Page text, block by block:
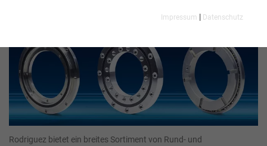
Rodriguez bietet ein breites Sortiment von Rund- und
Impressum | Datenschutz